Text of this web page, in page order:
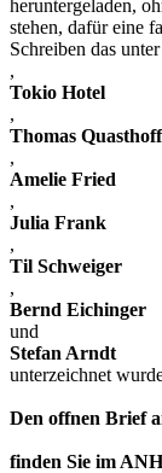
heruntergeladen,
stehen, dafür eine
Schreiben das
,
Tokio Hotel
,
Thomas Quasthoff
,
Amelie Fried
,
Julia Frank
,
Til Schweiger
,
Bernd Eichinger
und
Stefan Arndt
unterzeichnet
Den offnen Brief
finden Sie im